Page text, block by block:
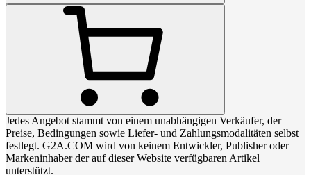
Jedes Angebot stammt von einem unabhängigen Verkäufer, der
Preise, Bedingungen sowie Liefer- und Zahlungsmodalitäten selbst
festlegt. G2A.COM wird von keinem Entwickler, Publisher oder
Markeninhaber der auf dieser Website verfügbaren Artikel
unterstützt.